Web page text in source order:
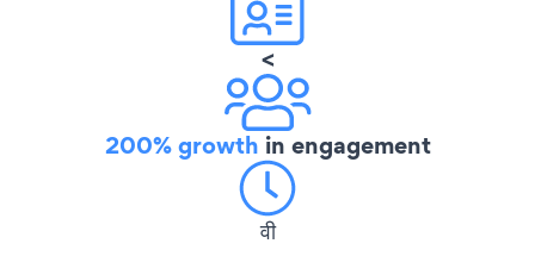
<
200% growth in engagement
वी